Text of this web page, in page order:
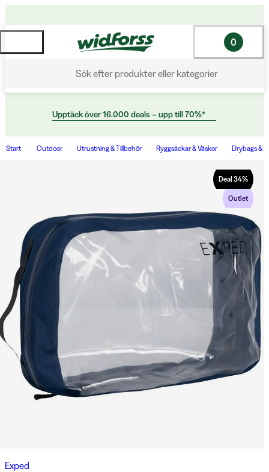
Sök efter produkter eller kategorier
0
Upptäck över 16.000 deals – upp till 70%*
Start Outdoor Utrustning & Tillbehör Ryggsäckar & Väskor Drybags &
Deal 34%
Outlet
Exped